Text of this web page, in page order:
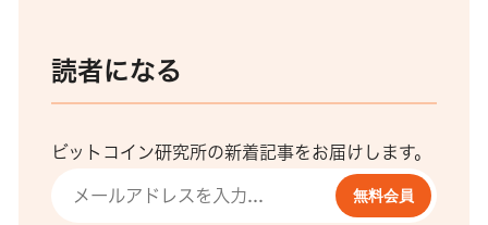
読者になる
ビットコイン研究所の新着記事をお届けします。
無料会員